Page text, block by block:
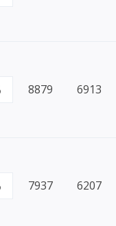
8879 6913
7937 6207